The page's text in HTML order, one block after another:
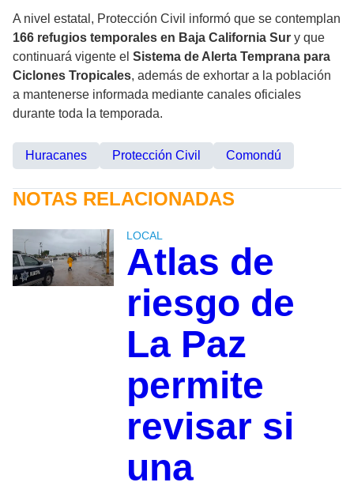
A nivel estatal, Protección Civil informó que se contemplan
166 refugios temporales en Baja California Sur y que
continuará vigente el Sistema de Alerta Temprana para
Ciclones Tropicales, además de exhortar a la población
a mantenerse informada mediante canales oficiales
durante toda la temporada.
Huracanes Protección Civil Comondú
NOTAS RELACIONADAS
LOCAL
Atlas de
riesgo de
La Paz
permite
revisar si
una